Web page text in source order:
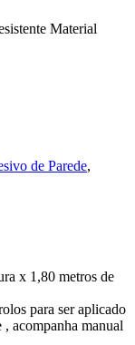
Material
de Parede,
x 1,80 metros de
para ser aplicado
acompanha manual